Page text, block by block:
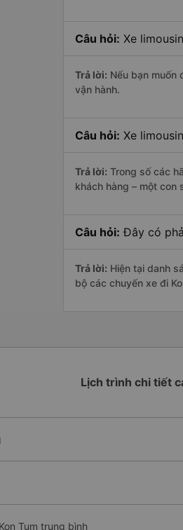
Câu hỏi: Xe
Trả lời: Nếu bạn muốn
vận hành.
Câu hỏi: Xe
Trả lời: Trong số các
khách hàng – một con
Câu hỏi: Đây có
Trả lời: Hiện tại danh
bộ các chuyến xe đi
Lịch trình chi tiết
Tum trung bình